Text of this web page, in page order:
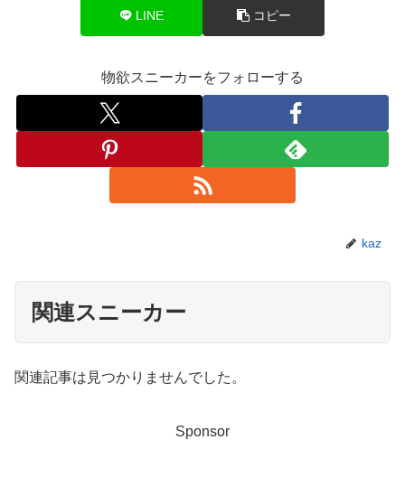
LINE コピー
物欲スニーカーをフォローする
kaz
関連スニーカー
関連記事は見つかりませんでした。
Sponsor